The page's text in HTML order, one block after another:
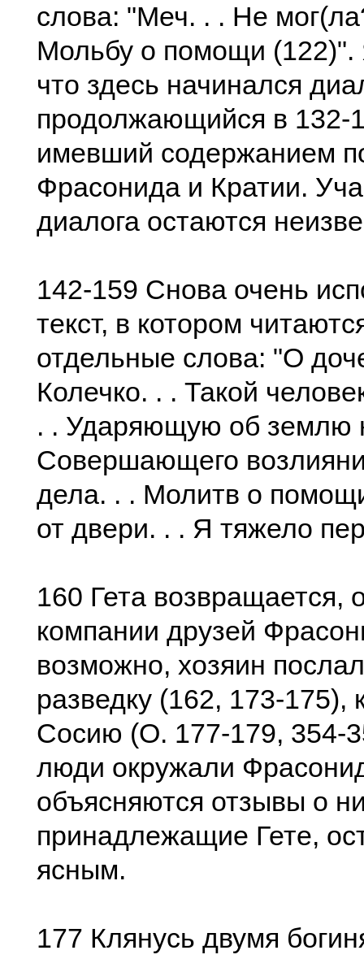
слова: "Меч. . . Не
Мольбу о помощи (122)".
что здесь начинался
продолжающийся в 132-
имевший содержанием
Фрасонида и Кратии.
диалога остаются
142-159 Снова очень
текст, в котором
отдельные слова: "О
Колечко. . . Такой
. . Ударяющую об землю
Совершающего
дела. . . Молитв о
от двери. . . Я тяжело
160 Гета возвращается,
компании друзей
возможно, хозяин
разведку (162, 173-175),
Сосию (О. 177-179, 354-
люди окружали
объясняются отзывы о
принадлежащие Гете,
ясным.
177 Клянусь двумя